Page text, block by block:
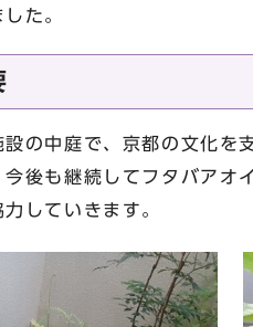
た。
設の中庭で、京都の文化を
後も継続してフタバアオ
していきます。